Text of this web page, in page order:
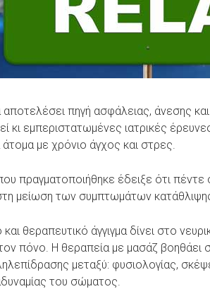
πηγή ασφάλειας, άνεσης
κι εμπεριστατωμένες ιατρικές
με χρόνιο άγχος και στρες.
πραγματοποιήθηκε έδειξε ότι πέντε
μείωση των συμπτωμάτων
θεραπευτικό άγγιγμα δίνει στο
τον πόνο. Η θεραπεία με μασάζ
μεταξύ: φυσιολογίας,
του σώματος.